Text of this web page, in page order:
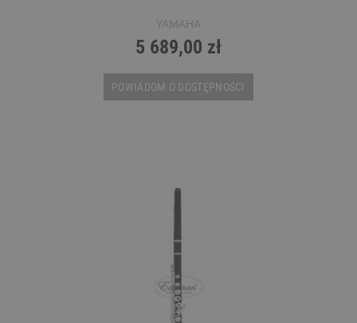
YAMAHA
5 689,00 zł
POWIADOM O DOSTĘPNOŚCI